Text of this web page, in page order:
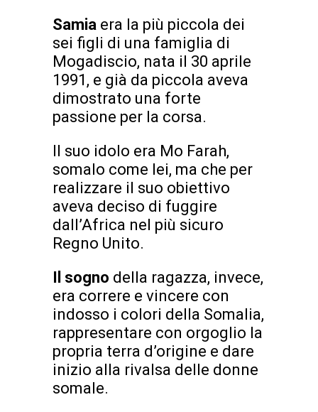
Samia era la più piccola dei
sei figli di una famiglia di
Mogadiscio, nata il 30 aprile
1991, e già da piccola aveva
dimostrato una forte
passione per la corsa.
Il suo idolo era Mo Farah,
somalo come lei, ma che per
realizzare il suo obiettivo
aveva deciso di fuggire
dall’Africa nel più sicuro
Regno Unito.
Il sogno della ragazza, invece,
era correre e vincere con
indosso i colori della Somalia,
rappresentare con orgoglio la
propria terra d’origine e dare
inizio alla rivalsa delle donne
somale.